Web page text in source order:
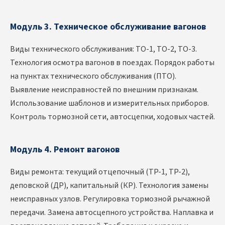
Модуль 3. Техническое обслуживание вагонов
Виды технического обслуживания: ТО-1, ТО-2, ТО-3.
Технология осмотра вагонов в поездах. Порядок работы
на пунктах технического обслуживания (ПТО).
Выявление неисправностей по внешним признакам.
Использование шаблонов и измерительных приборов.
Контроль тормозной сети, автосцепки, ходовых частей.
Модуль 4. Ремонт вагонов
Виды ремонта: текущий отцепочный (ТР-1, ТР-2),
деповской (ДР), капитальный (КР). Технология замены
неисправных узлов. Регулировка тормозной рычажной
передачи. Замена автосцепного устройства. Наплавка и